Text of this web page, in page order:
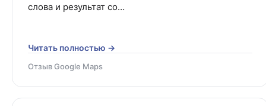
слова и результат со…
Читать полностью →
Отзыв Google Maps